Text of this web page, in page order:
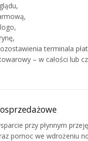
terminala
– w całości lub
przy płynnym
pomoc we wdrożeniu